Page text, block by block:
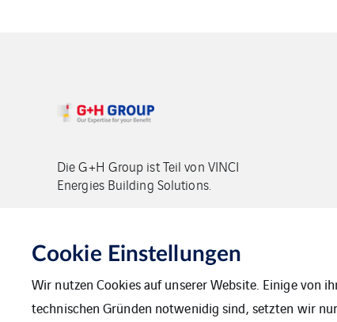
Die G+H Group ist Teil von VINCI
Energies Building Solutions.
Cookie Einstellungen
Wir nutzen Cookies auf unserer Website. Einige von
technischen Gründen notwenidig sind, setzten wir